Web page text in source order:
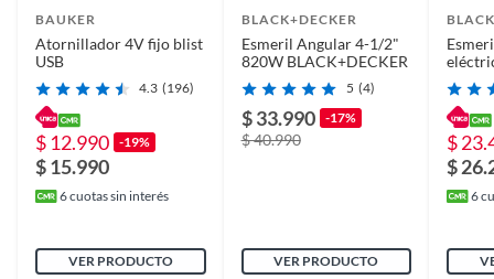
Tamaño del mandril 10 mm
Tipo de taladro Taladro rotación
Uso de la herramienta
Velocidad 1250rpm
BAUKER
Atornillador 4V fijo blist
USB
4.3 (196)
$ 12.990 -19%
$ 15.990
6cuotas sin interés
VER PRODUCTO
BLACK+DECKER
Esmeril Angular 4-1/2"
820W BLACK+DECKER
5 (4)
$ 33.990 -17%
$ 40.990
VER PRODUCTO
discos
$
$
6